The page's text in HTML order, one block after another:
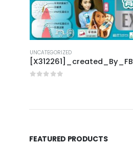
UNCATEGORIZED
[X312261]_created_By_FB
FEATURED PRODUCTS